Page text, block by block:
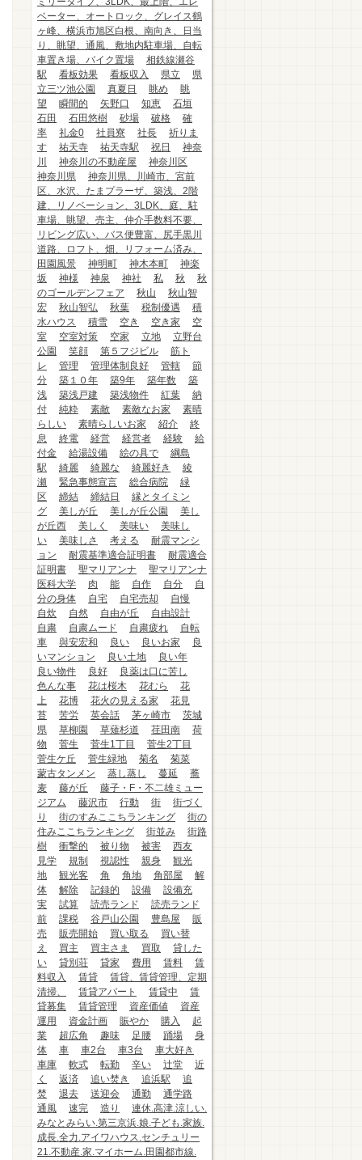
ベーター、オートロック、グレイス鶴
ヶ峰、横浜市旭区白根、南向き、日当
り、眺望、通風、敷地内駐車場、自転
車置き場、バイク置場
相鉄線瀬谷
駅
看板効果 看板収入 県立
県
立三ツ池公園
真夏日 眺め
眺
望
瞬間的 矢野口 知恵
石垣
石田
石田悠樹 砂場 破格
確
率
礼金0 社員寮 社長
祈りま
す
祐天寺 祐天寺駅 祝日
神奈
川
神奈川の不動産屋
神奈川区
神奈川県
神奈川県、川崎市、宮前
区、水沢、たまプラーザ、築浅、2階
建、リノベーション、3LDK、庭、駐
車場、眺望、売主、仲介手数料不要、
リビング広い、バス便豊富、尻手黒川
道路、ロフト、畑、リフォーム済み、
田園風景
神明町 神木本町
神楽
坂
神様 神泉 神社 私 秋
秋
のゴールデンフェア
秋山
秋山智
宏
秋山智弘 秋葉 税制優遇
積
水ハウス
積雪 空き 空き家
空
室
空室対策 空家 立地
立野台
公園
笑顔 第５フジビル
筋ト
レ
管理 管理体制良好 管轄
節
分
築１０年 築9年 築年数
築
浅
築浅戸建 築浅物件 紅葉
納
付
純粋 素敵 素敵なお家
素晴
らしい
素晴らしいお家 紹介
終
息
終電 経営 経営者 経験
給
付金
給湯設備 絵の具で
綱島
駅
綺麗 綺麗な 綺麗好き
綾
瀬
緊急事態宣言 総合病院
緑
区
締結 締結日
縁とタイミン
グ
美しが丘 美しが丘公園
美し
が丘西
美しく 美味い
美味し
い
美味しさ 考える
耐震マンシ
ョン
耐震基準適合証明書
耐震適合
証明書
聖マリアンナ
聖マリアンナ
医科大学
肉 能 自作 自分
自
分の身体
自宅 自宅売却
自慢
自炊
自然 自由が丘
自由設計
自粛
自粛ムード 自粛疲れ
自転
車
與安宏和 良い 良いお家
良
いマンション
良い土地
良い年
良い物件
良好
良薬は口に苦し
色んな事
花は桜木 花むら
花
上
花博 花火の見える家
花見
苔
苦労 英会話 茅ヶ崎市
茨城
県
草柳園 草薙杉道 荏田南
荷
物
菅生 菅生1丁目
菅生2丁目
菅生ケ丘
菅生緑地 菊名
菊菜
蒙古タンメン
蒸し蒸し 蔓延
蕎
麦
藤が丘
藤子・F・不二雄ミュー
ジアム
藤沢市 行動 街
街づく
り
街のすみここちランキング
街の
住みここちランキング
街並み
街路
樹
衝撃的 被り物 被害
西友
見学
規制 視認性 親身
観光
地
観光客 角 角地 角部屋
解
体
解除 記録的 設備
設備充
実
試算 読売ランド
読売ランド
前
課税 谷戸山公園 豊島屋
販
売
販売開始 買い取る
買い替
え
買主 買主さま 買取
貸した
い
貸別荘 貸家 費用 賃料
賃
料収入
賃貸
賃貸、賃貸管理、定期
清掃、
賃貸アパート 賃貸中
賃
貸募集
賃貸管理 資産価値
資産
運用
資金計画 賑やか 購入
起
業
超広角 趣味 足腰 踊場
身
体
車 車2台 車3台
車大好き
車庫
軟式 転勤 辛い 辻堂
近
く
返済 追い焚き 追浜駅
追
焚
退去 送迎会 通勤
通学路
通風
速完 造り
連休.高津.涼しい.
みなとみらい.第三京浜.娘.子ども.家族.
成長.全力.アイワハウス.センチュリー
21.不動産.家.マイホーム.田園都市線.